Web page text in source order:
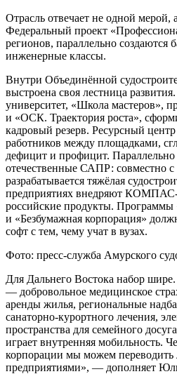
Отрасль отвечает не одной мерой,
Федеральный проект
регионов, параллельно создаются
инженерные классы.
Внутри Объединённой
выстроена своя лестница
университет, «Школа мастеров»,
и «ОСК. Траектория роста»,
кадровый резерв. Ресурсный
работников между площадками,
дефицит и профицит. Параллельно
отечественные САПР: совместно
разрабатывается тяжёлая
предприятиях внедряют
российские продукты. Программы
и «Безбумажная корпорация»
софт с тем, чему учат в вузах.
Фото: пресс-служба Амурского
Для Дальнего Востока набор
— добровольное медицинское
аренды жилья, региональные
санаторно-курортного лечения,
пространства для семейного
играет внутренняя мобильность.
корпорации мы можем
предприятиями», — дополняет